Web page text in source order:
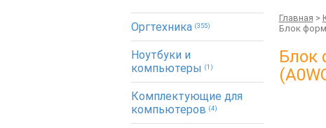
Оргтехника (355)
Ноутбуки и
компьютеры (1)
Комплектующие для
компьютеров (4)
Главная >
Блок
Блок